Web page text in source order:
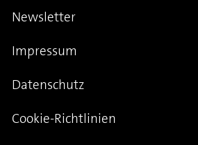
Newsletter
Impressum
Datenschutz
Cookie-Richtlinien